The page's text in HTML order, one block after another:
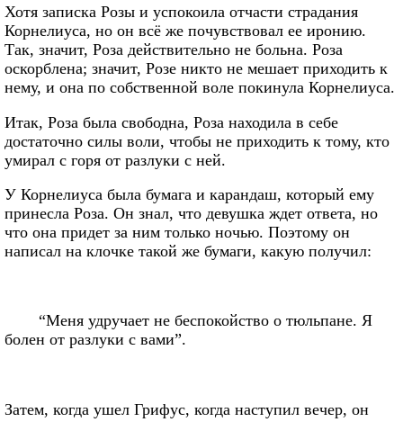
Хотя записка Розы и успокоила отчасти страдания
Корнелиуса, но он всё же почувствовал ее иронию.
Так, значит, Роза действительно не больна. Роза
оскорблена; значит, Розе никто не мешает приходить к
нему, и она по собственной воле покинула Корнелиуса.
Итак, Роза была свободна, Роза находила в себе
достаточно силы воли, чтобы не приходить к тому, кто
умирал с горя от разлуки с ней.
У Корнелиуса была бумага и карандаш, который ему
принесла Роза. Он знал, что девушка ждет ответа, но
что она придет за ним только ночью. Поэтому он
написал на клочке такой же бумаги, какую получил:
“Меня удручает не беспокойство о тюльпане. Я
болен от разлуки с вами”.
Затем, когда ушел Грифус, когда наступил вечер, он